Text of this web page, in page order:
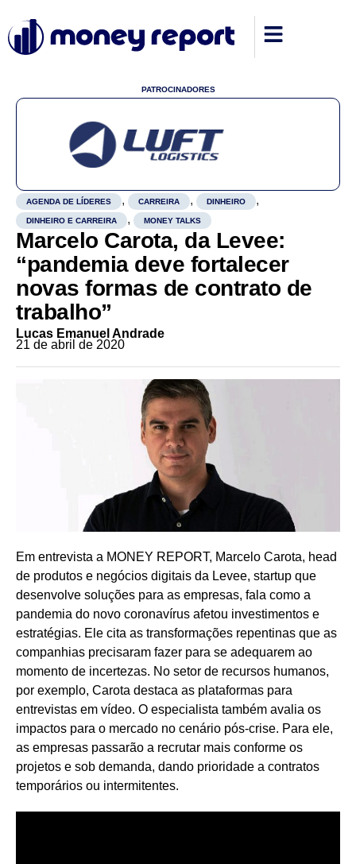
PATROCINADORES
AGENDA DE LÍDERES , CARREIRA , DINHEIRO ,
DINHEIRO E CARREIRA , MONEY TALKS
Marcelo Carota, da Levee:
“pandemia deve fortalecer
novas formas de contrato de
trabalho”
Lucas Emanuel Andrade
21 de abril de 2020
Em entrevista a MONEY REPORT, Marcelo Carota, head
de produtos e negócios digitais da Levee, startup que
desenvolve soluções para as empresas, fala como a
pandemia do novo coronavírus afetou investimentos e
estratégias. Ele cita as transformações repentinas que as
companhias precisaram fazer para se adequarem ao
momento de incertezas. No setor de recursos humanos,
por exemplo, Carota destaca as plataformas para
entrevistas em vídeo. O especialista também avalia os
impactos para o mercado no cenário pós-crise. Para ele,
as empresas passarão a recrutar mais conforme os
projetos e sob demanda, dando prioridade a contratos
temporários ou intermitentes.